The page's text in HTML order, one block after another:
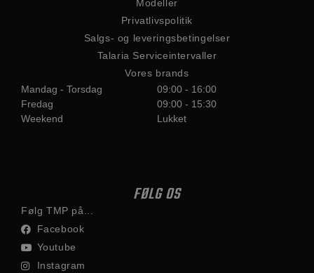
Modeller
Privatlivspolitik
Salgs- og leveringsbetingelser
Talaria Serviceintervaller
Vores brands
Mandag - Torsdag
09:00 - 16:00
Fredag
09:00 - 15:30
Weekend
Lukket
FØLG OS
Følg TMP på...
Facebook
Youtube
Instagram